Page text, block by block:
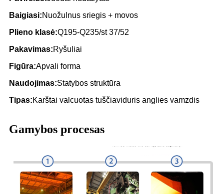
Baigiasi:Nuožulnus sriegis + movos
Plieno klasė:Q195-Q235/st 37/52
Pakavimas:Ryšuliai
Figūra:Apvali forma
Naudojimas:Statybos struktūra
Tipas:Karštai valcuotas tuščiaviduris anglies vamzdis
Gamybos procesas